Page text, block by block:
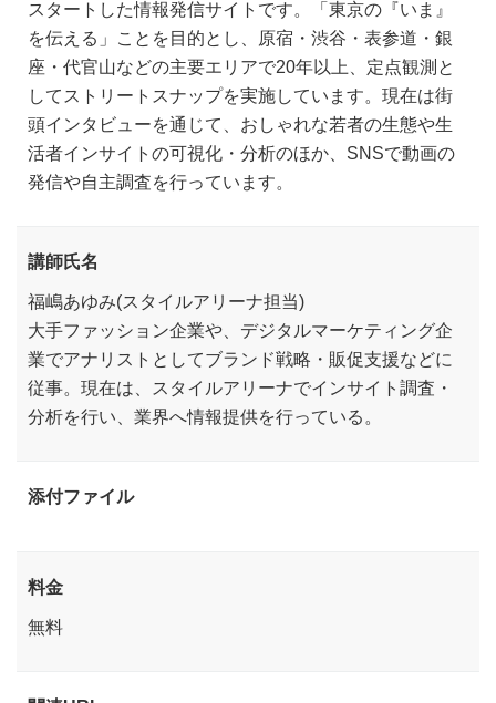
スタートした情報発信サイトです。「東京の『いま』
を伝える」ことを目的とし、原宿・渋谷・表参道・銀
座・代官山などの主要エリアで20年以上、定点観測と
してストリートスナップを実施しています。現在は街
頭インタビューを通じて、おしゃれな若者の生態や生
活者インサイトの可視化・分析のほか、SNSで動画の
発信や自主調査を行っています。
講師氏名
福嶋あゆみ(スタイルアリーナ担当)
大手ファッション企業や、デジタルマーケティング企
業でアナリストとしてブランド戦略・販促支援などに
従事。現在は、スタイルアリーナでインサイト調査・
分析を行い、業界へ情報提供を行っている。
添付ファイル
料金
無料